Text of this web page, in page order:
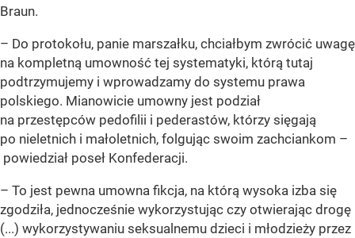
Braun.
– Do protokołu, panie marszałku, chciałbym zwrócić uwagę
na kompletną umowność tej systematyki, którą tutaj
podtrzymujemy i wprowadzamy do systemu prawa
polskiego. Mianowicie umowny jest podział
na przestępców pedofilii i pederastów, którzy sięgają
po nieletnich i małoletnich, folgując swoim zachciankom –
powiedział poseł Konfederacji.
– To jest pewna umowna fikcja, na którą wysoka izba się
zgodziła, jednocześnie wykorzystując czy otwierając drogę
(...) wykorzystywaniu seksualnemu dzieci i młodzieży przez